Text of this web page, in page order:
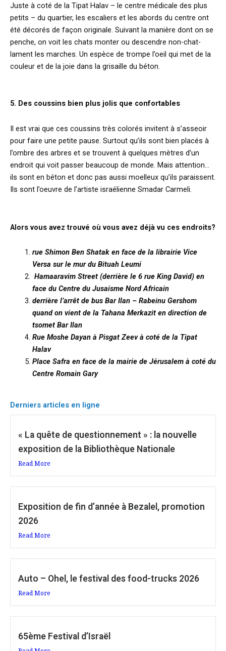
Juste à coté de la Tipat Halav – le centre médicale des plus
petits – du quartier, les escaliers et les abords du centre ont
été décorés de façon originale. Suivant la manière dont on se
penche, on voit les chats monter ou descendre non-chat-
lament les marches. Un espèce de trompe l’oeil qui met de la
couleur et de la joie dans la grisaille du béton.
5. Des coussins bien plus jolis que confortables
Il est vrai que ces coussins très colorés invitent à s’asseoir
pour faire une petite pause. Surtout qu’ils sont bien placés à
l’ombre des arbres et se trouvent à quelques mètres d’un
endroit qui voit passer beaucoup de monde. Mais attention…
ils sont en béton et donc pas aussi moelleux qu’ils paraissent.
Ils sont l’oeuvre de l’artiste israélienne Smadar Carmeli.
Alors vous avez trouvé où vous avez déjà vu ces endroits?
rue Shimon Ben Shatak en face de la librairie Vice
Versa sur le mur du Bituah Leumi
Hamaaravim Street (derrière le 6 rue King David) en
face du Centre du Jusaisme Nord Africain
derrière l’arrêt de bus Bar Ilan – Rabeinu Gershom
quand on vient de la Tahana Merkazit en direction de
tsomet Bar Ilan
Rue Moshe Dayan à Pisgat Zeev à coté de la Tipat
Halav
Place Safra en face de la mairie de Jérusalem à coté du
Centre Romain Gary
Derniers articles en ligne
« La quête de questionnement » : la nouvelle
exposition de la Bibliothèque Nationale
Read More
Exposition de fin d’année à Bezalel, promotion
2026
Read More
Auto – Ohel, le festival des food-trucks 2026
Read More
65ème Festival d’Israël